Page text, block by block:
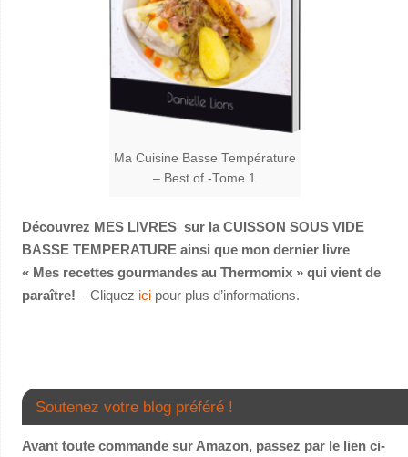
Ma Cuisine Basse Température
– Best of -Tome 1
Découvrez MES LIVRES sur la CUISSON SOUS VIDE
BASSE TEMPERATURE ainsi que mon dernier livre
« Mes recettes gourmandes au Thermomix » qui vient de
paraître! – Cliquez icipour plus d’informations.
Soutenez votre blog préféré !
Avant toute commande sur Amazon, passez par le lien ci-